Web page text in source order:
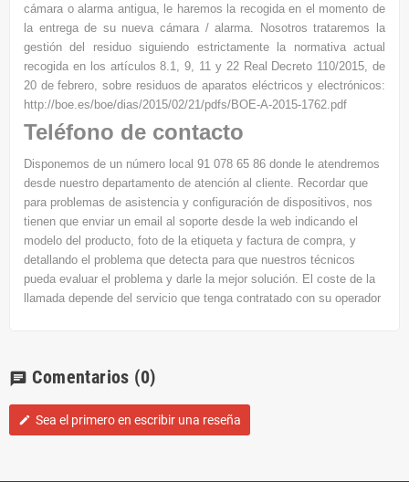
cámara o alarma antigua, le haremos la recogida en el momento de
la entrega de su nueva cámara / alarma. Nosotros trataremos la
gestión del residuo siguiendo estrictamente la normativa actual
recogida en los artículos 8.1, 9, 11 y 22 Real Decreto 110/2015, de
20 de febrero, sobre residuos de aparatos eléctricos y electrónicos:
http://boe.es/boe/dias/2015/02/21/pdfs/BOE-A-2015-1762.pdf
Teléfono de contacto
Disponemos de un número local 91 078 65 86 donde le atendremos
desde nuestro departamento de atención al cliente. Recordar que
para problemas de asistencia y configuración de dispositivos, nos
tienen que enviar un email al soporte desde la web indicando el
modelo del producto, foto de la etiqueta y factura de compra, y
detallando el problema que detecta para que nuestros técnicos
pueda evaluar el problema y darle la mejor solución. El coste de la
llamada depende del servicio que tenga contratado con su operador
chat Comentarios (0)
edit Sea el primero en escribir una reseña